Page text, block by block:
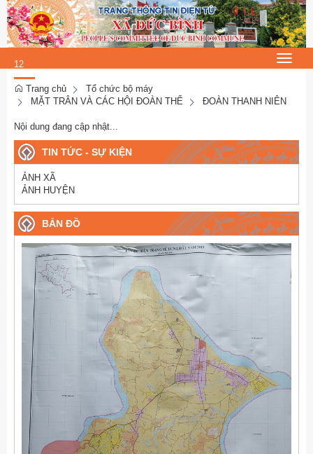
Chủ Nhật, 9/8/2026
15
:
12
:
49
Toggle
Trang chủ
Tổ chức bộ máy
MẶT TRÂN VÀ CÁC HỘI ĐOÀN THỂ
ĐOÀN THANH NIÊN
Nội dung đang cập nhật...
TIN TỨC - SỰ KIỆN
ẢNH XÃ
ẢNH HUYỆN
BẢN ĐỒ